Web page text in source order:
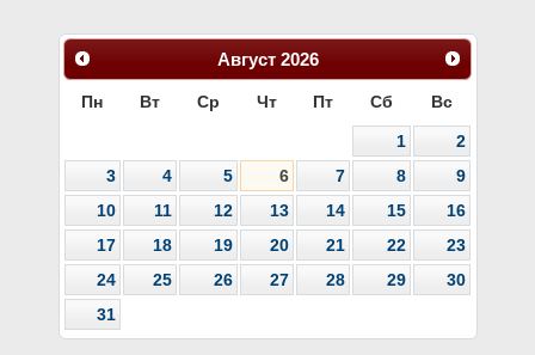
Август 2026
Пн Вт Ср Чт Пт Сб Вс
1
2
3
4 5 6 7 8
9
10
11 12 13 14 15
16
17
18 19 20 21 22
23
24
25 26 27 28 29
30
31